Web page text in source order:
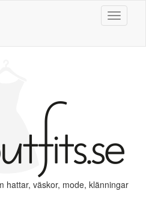
Slå på/
hattar, väskor, mode, klänningar